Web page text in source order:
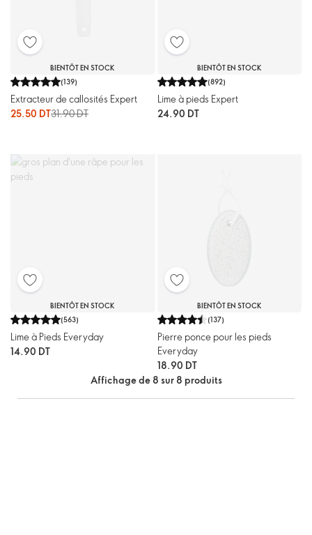
BIENTÔT EN STOCK
(139)
Extracteur de callosités Expert
25.50 DT31.90 DT
BIENTÔT EN STOCK
(892)
Lime à pieds Expert
24.90 DT
BIENTÔT EN STOCK
(563)
Lime à Pieds Everyday
14.90 DT
BIENTÔT EN STOCK
(137)
Pierre ponce pour les pieds
Everyday
18.90 DT
Affichage de 8 sur 8 produits